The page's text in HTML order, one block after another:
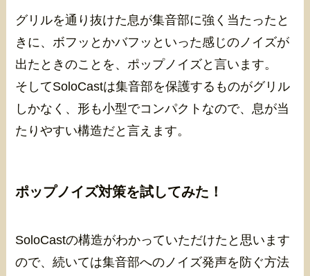
グリルを通り抜けた息が集音部に強く当たったと
きに、ボフッとかバフッといった感じのノイズが
出たときのことを、ポップノイズと言います。
そしてSoloCastは集音部を保護するものがグリル
しかなく、形も小型でコンパクトなので、息が当
たりやすい構造だと言えます。
ポップノイズ対策を試してみた！
SoloCastの構造がわかっていただけたと思います
ので、続いては集音部へのノイズ発声を防ぐ方法